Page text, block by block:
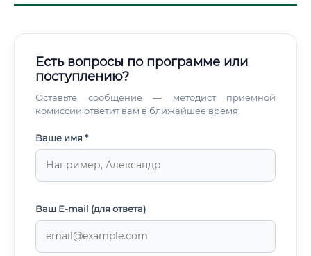
Есть вопросы по программе или
поступлению?
Оставьте сообщение — методист приемной
комиссии ответит вам в ближайшее время.
Ваше имя *
Ваш E-mail (для ответа)